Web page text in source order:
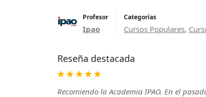
Profesor
Ipao
Categorías
Cursos Populares,
Reseña destacada
Recomiendo la Academia IPAO. En el